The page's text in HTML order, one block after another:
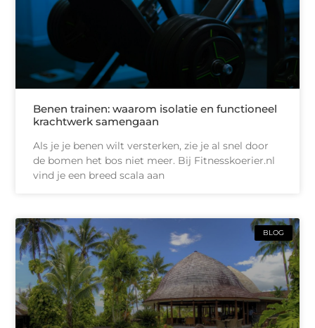
Benen trainen: waarom isolatie en functioneel
krachtwerk samengaan
Als je je benen wilt versterken, zie je al snel door
de bomen het bos niet meer. Bij Fitnesskoerier.nl
vind je een breed scala aan
BLOG